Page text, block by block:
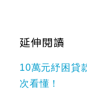
延伸閱讀
10萬元紓困貸
次看懂！